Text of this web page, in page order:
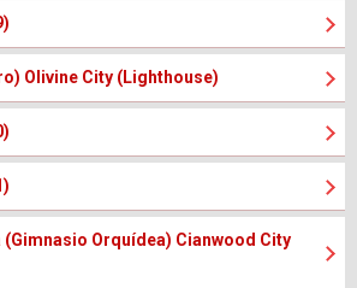
Olivine City (Lighthouse)
Orquídea) Cianwood City